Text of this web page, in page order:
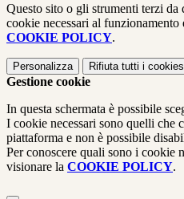
Questo sito o gli strumenti terzi
cookie necessari al
COOKIE POLICY.
Personalizza Rifiuta tutti i cookies
Gestione cookie
In questa schermata è possibile
I cookie necessari sono quelli che
piattaforma e non è possibile
Per conoscere quali sono i cookie
visionare la COOKIE POLICY.